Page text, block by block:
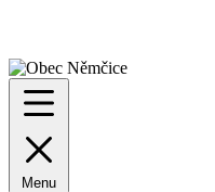
Menu